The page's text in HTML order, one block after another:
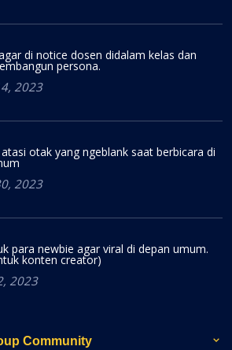
di notice dosen didalam kelas dan
persona.
2023
otak yang ngeblank saat berbicara di
2023
para newbie agar viral di depan umum.
konten creator)
2023
Community